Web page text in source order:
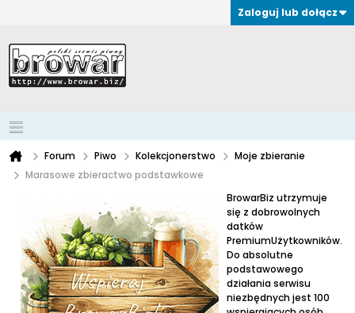
Zaloguj lub dołącz
Forum Piwo Kolekcjonerstwo
Moje zbieranie
Marasowe zbieractwo podstawkowe
BrowarBiz utrzymuje
się z dobrowolnych
datków
PremiumUżytkowników.
Do absolutne
podstawowego
działania serwisu
niezbędnych jest 100